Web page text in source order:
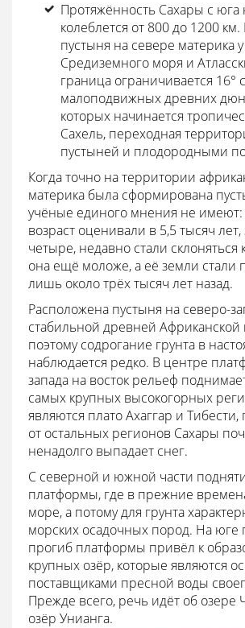
Протяжённость Сахары с юга
колеблется от 800 до 1200
пустыня на севере материка
Средиземного моря и
граница ограничивается 16°
малоподвижных древних
которых начинается
Сахель, переходная
пустыней и плодородными
Когда точно на территории
материка была сформирована
учёные единого мнения не
возраст оценивали в 5,5 тысяч лет,
четыре, недавно стали склоняться
она ещё моложе, а её земли стали
лишь около трёх тысяч лет назад.
Расположена пустыня на северо-
стабильной древней
поэтому содрогание грунта в
наблюдается редко. В центре
запада на восток рельеф
самых крупных высокогорных
являются плато Ахаггар и Тибести,
от остальных регионов Сахары
ненадолго выпадает снег.
С северной и южной части
платформы, где в прежние
море, а потому для грунта
морских осадочных пород. На юге
прогиб платформы привёл к
крупных озёр, которые являются
поставщиками пресной воды
Прежде всего, речь идёт об озере
озёр Унианга.